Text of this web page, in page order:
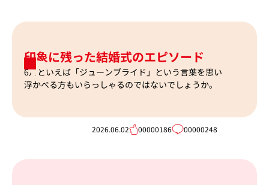
印象に残った結婚式のエピソード
6月といえば「ジューンブライド」という言葉を思い
浮かべる方もいらっしゃるのではないでしょうか。
2026.06.02 00000186 00000248